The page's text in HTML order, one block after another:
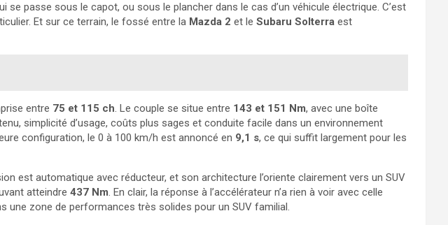
passe sous le capot, ou sous le plancher dans le cas d’un véhicule électrique. C’est
Et sur ce terrain, le fossé entre la Mazda 2 et le Subaru Solterra est
entre 75 et 115 ch. Le couple se situe entre 143 et 151 Nm, avec une boîte
simplicité d’usage, coûts plus sages et conduite facile dans un environnement
configuration, le 0 à 100 km/h est annoncé en 9,1 s, ce qui suffit largement pour les
est automatique avec réducteur, et son architecture l’oriente clairement vers un SUV
atteindre 437 Nm. En clair, la réponse à l’accélérateur n’a rien à voir avec celle
une zone de performances très solides pour un SUV familial.